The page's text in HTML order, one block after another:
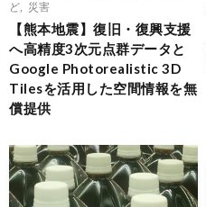
ど
災害
【熊本地震】復旧・復興支援
へ高精度3次元点群データと
Google Photorealistic 3D
Tilesを活用した空間情報を無
償提供